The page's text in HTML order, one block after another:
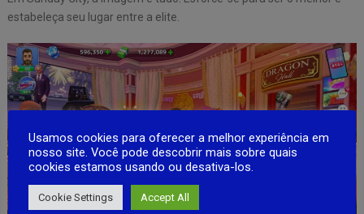
estabeleça seu lugar entre a elite.
Usamos cookies para oferecer a melhor experiência em
nosso site. Você pode descobrir mais sobre quais
cookies estamos usando ou desativa-los.
Cookie Settings Accept All